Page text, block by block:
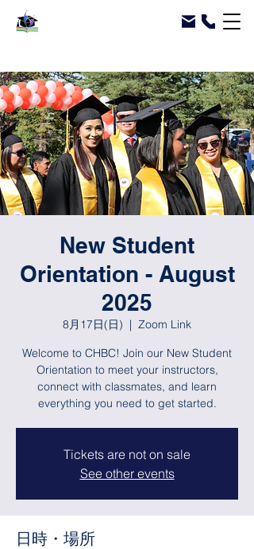
New Student
Orientation - August
2025
8月17日(日)
  |
Zoom Link
Welcome to CHBC! Join our New Student
Orientation to meet your instructors,
connect with classmates, and learn
everything you need to get started.
Tickets are not on sale
See other events
日時・場所